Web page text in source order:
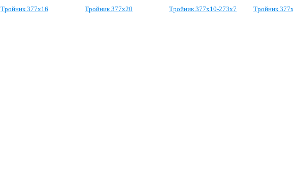
Тройник 377х16 Тройник 377х20 Тройник 377х10-273х7 Тройник